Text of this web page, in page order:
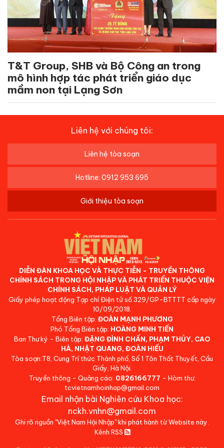
T&T Group, SHB và Bộ Công an trong
mô hình hợp tác phát triển giáo dục
mầm non tại Lạng Sơn
Liên hệ với chúng tôi:
Liên hệ tòa soạn
Hotline: 0912 953 695
Giới thiệu tòa soạn
DIỄN ĐÀN KHOA HỌC VÀ THỰC TIỄN - TRUYỀN THÔNG
CHÍNH SÁCH TRONG HỘI NHẬP VÀ PHÁT TRIỂN THUỘC VIỆN
CHÍNH SÁCH, PHÁP LUẬT VÀ QUẢN LÝ
Giấy phép hoạt động Tạp chí Điện tử số 329/GP-BTTTT cấp ngày
10/09/2018.
Tổng Biên tập: ĐOÀN MẠNH PHƯƠNG
Phó Tổng Biên tập: HOÀNG MINH TIẾN
Ban Thư ký - Biên tập: ĐẶNG ĐÌNH CHẤN, PHẠM THỦY, CAO
HÀ, NHẬT QUANG, ĐOÀN HIẾU
Tòa soạn:T8, Cung Trí thức Thành phố, Số 1 Tôn Thất Thuyết, Cầu
Giấy, Hà Nội.
Truyền thông - Quảng cáo: 0826166777 - Hòm thư:
tcvietnamhoinhap@gmail.com
Email nhận bài Nghiên cứu Khoa học:
nckh.vnhn@gmail.com
Ghi rõ nguồn "Việt Nam Hội Nhập" khi phát hành từ Website này.
Kênh RSS